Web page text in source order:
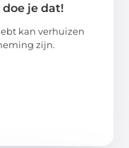
je dat!
kan verhuizen
zijn.